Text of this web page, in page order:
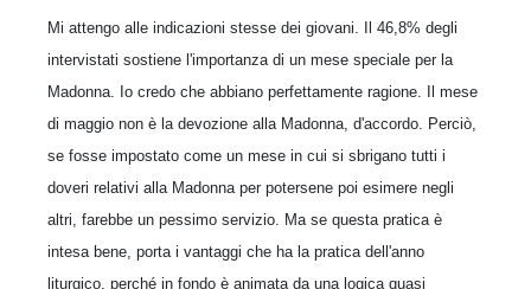
Mi attengo alle indicazioni stesse dei giovani. Il 46,8% degli
intervistati sostiene l'importanza di un mese speciale per la
Madonna. Io credo che abbiano perfettamente ragione. Il mese
di maggio non è la devozione alla Madonna, d'accordo. Perciò,
se fosse impostato come un mese in cui si sbrigano tutti i
doveri relativi alla Madonna per potersene poi esimere negli
altri, farebbe un pessimo servizio. Ma se questa pratica è
intesa bene, porta i vantaggi che ha la pratica dell'anno
liturgico, perché in fondo è animata da una logica quasi